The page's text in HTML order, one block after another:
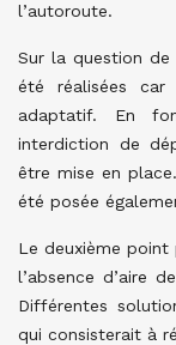
l’autoroute.
Sur la question
été réalisées car
adaptatif. En
interdiction de
être mise en
été posée
Le deuxième
l’absence d’aire
Différentes
qui consisterait à